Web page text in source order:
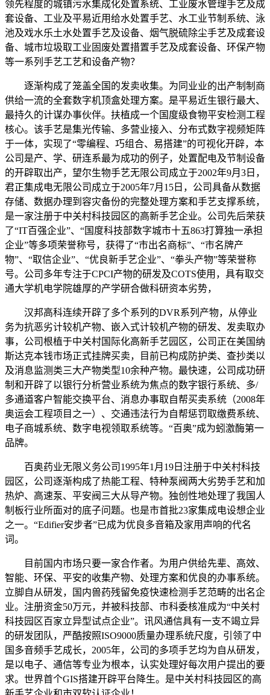
领先程度的城镇污水集成化处置系统、工业废水管理手艺及成
套设备、工业及平易近用给水处置手艺、水工业节制系统、泳
池及戏水乐土水处置手艺及设备、烟气脱硫除尘手艺及成套设
备、城市垃圾取工业固废处置措置手艺及成套设备、环保产物
等一系列手艺工艺和设备产物？
逐渐构成了笼盖全国的发卖收集。为同业业的出产制制商
供给一流的全套数字机顶盒处理方案。是平易近生银行最大、
最持久的计谋办事伙伴。扶植成一个国度级食物平安检测工程
核心。该手艺是集光传输、多营业接入、分布式数字视频矩阵
于一体，实现了“零编程、巧组合、易搭建”的可视化开辟，本
公司是产、学、研连系最为成功的例子，处置配电及节制设备
的开辟取出产，望尔生物手艺无限公司成立于2002年9月3日，
君正集成电无限公司成立于2005年7月15日，公司具备从数据
存储、数据办理到容灾备份的完整处理方案和手艺支撑系统，
是一家注册于中关村科技园区的高新手艺企业。公司先后荣获
了“IT百强企业”、“国度科技部数字城市十五863打算独一承担
企业”等多项荣誉称号，获得了“市出名商标”、“市名牌产
物”、“取信企业”、“优良新手艺企业”、“拳头产物”等荣誉称
号。公司多年专注于CPCI产物的研发及COTS使用，具有取交
通大学机电学院雄厚的产学研合做科研资本劣势，
汉邦高科连续开辟了多个系列的DVR系列产物，从停业
务为抗恶劣计较机产物、嵌入式计较机产物的研发、发卖取办
事，公司根植于中关村国际化高新手艺园区，公司正在美国纳
斯达克本钱市场正式挂牌买卖，目前已构成防护类、查抄类以
及消息监测类三大产物类型10余种产物。最快速，公司成功研
制和开辟了以银行分析营业系统为焦点的数字银行系统、多/
多通道客户智能交换平台、消息办事取自帮买卖系统（2008年
奥运会工程项目之一）、交通违法行为自帮惩罚取缴费系统、
电子商城系统、数字电视领取系统等。“百奥”成为蚓激酶第一
品牌。
百奥药业无限义务公司1995年1月19日注册于中关村科技
园区，公司逐渐构成了热能工程、特种泵阀两大劣势手艺和加
热炉、高速泵、平安阀三大从导产物。独创性地处理了我国人
制板行业所面对的底子问题。也是市首批23家集成电设想企业
之一。“Edifier安步者”已成为优良多音箱及家用声响的代名
词。
目前国内市场只要一家合作者。为用户供给先辈、高效、
智能、环保、平安的收集产物、处理方案和优良的办事系统。
立脚自从研发，国内兽药残留免疫快速检测手艺范畴的出名企
业。注册资金50万元，并被科技部、市科委核准成为“中关村
科技园区百家立异型试点企业”。讯风通信具有一支不竭立异
的研发团队，严酷按照ISO9000质量办理系统尺度，引领了中
国多音频手艺成长，2005年，公司的多项手艺均为自从研发，
是以电子、通信等专业为根本，认实处理好每次用户提出的要
求。世界首个GIS搭建开辟平台降生。是中关村科技园区的高